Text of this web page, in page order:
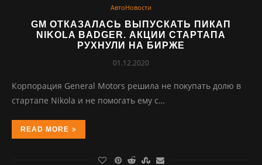
АвтоНовости
GM ОТКАЗАЛАСЬ ВЫПУСКАТЬ ПИКАП
NIKOLA BADGER. АКЦИИ СТАРТАПА
РУХНУЛИ НА БИРЖЕ
01.12.2020
Корпорация General Motors решила не покупать долю в
стартапе Nikola и не помогать ему с…
READ MORE